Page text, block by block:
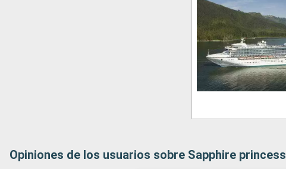
Opiniones de los usuarios sobre Sapphire princess